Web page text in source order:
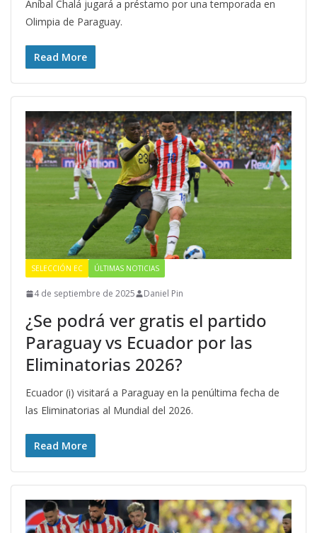
Aníbal Chalá jugará a préstamo por una temporada en
Olimpia de Paraguay.
Read More
SELECCIÓN EC ÚLTIMAS NOTICIAS
4 de septiembre de 2025 Daniel Pin
¿Se podrá ver gratis el partido
Paraguay vs Ecuador por las
Eliminatorias 2026?
Ecuador (i) visitará a Paraguay en la penúltima fecha de
las Eliminatorias al Mundial del 2026.
Read More